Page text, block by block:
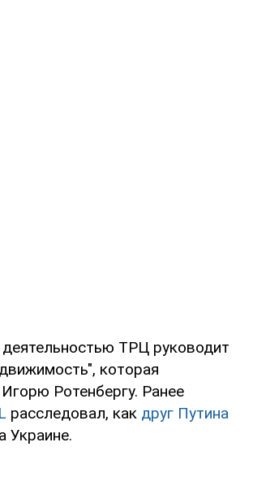
ТРЦ руководит
которая
Ротенбергу. Ранее
расследовал, как друг Путина
Украине.